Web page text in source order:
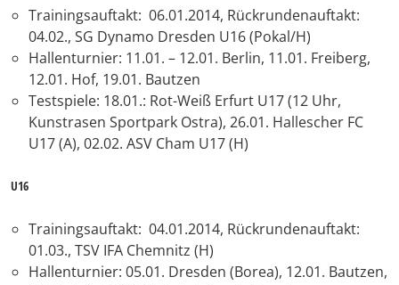
Trainingsauftakt: 06.01.2014, Rückrundenauftakt:
04.02., SG Dynamo Dresden U16 (Pokal/H)
Hallenturnier: 11.01. – 12.01. Berlin, 11.01. Freiberg,
12.01. Hof, 19.01. Bautzen
Testspiele: 18.01.: Rot-Weiß Erfurt U17 (12 Uhr,
Kunstrasen Sportpark Ostra), 26.01. Hallescher FC
U17 (A), 02.02. ASV Cham U17 (H)
U16
Trainingsauftakt: 04.01.2014, Rückrundenauftakt:
01.03., TSV IFA Chemnitz (H)
Hallenturnier: 05.01. Dresden (Borea), 12.01. Bautzen,